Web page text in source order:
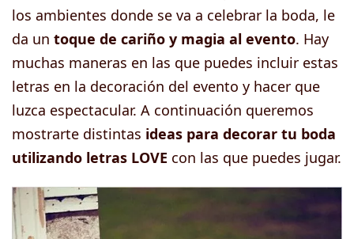
los ambientes donde se va a celebrar la boda, le
da un toque de cariño y magia al evento. Hay
muchas maneras en las que puedes incluir estas
letras en la decoración del evento y hacer que
luzca espectacular. A continuación queremos
mostrarte distintas ideas para decorar tu boda
utilizando letras LOVE con las que puedes jugar.